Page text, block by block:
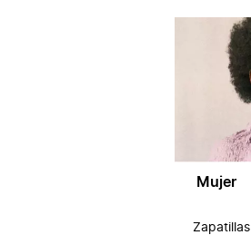
Mujer
Zapatillas